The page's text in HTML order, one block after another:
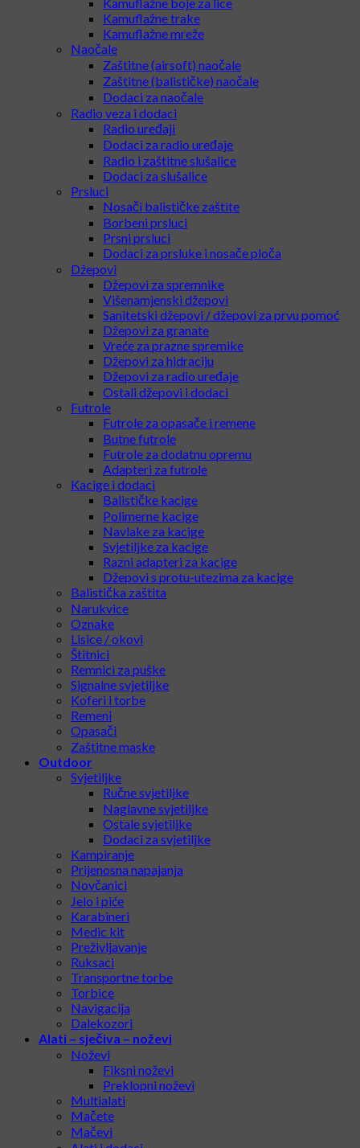
Kamuflažne trake
Kamuflažne mreže
Naočale
Zaštitne (airsoft) naočale
Zaštitne (balističke) naočale
Dodaci za naočale
Radio veza i dodaci
Radio uređaji
Dodaci za radio uređaje
Radio i zaštitne slušalice
Dodaci za slušalice
Prsluci
Nosači balističke zaštite
Borbeni prsluci
Prsni prsluci
Dodaci za prsluke i nosače ploča
Džepovi
Džepovi za spremnike
Višenamjenski džepovi
Sanitetski džepovi / džepovi za prvu pomoć
Džepovi za granate
Vreće za prazne spremike
Džepovi za hidraciju
Džepovi za radio uređaje
Ostali džepovi i dodaci
Futrole
Futrole za opasače i remene
Butne futrole
Futrole za dodatnu opremu
Adapteri za futrole
Kacige i dodaci
Balističke kacige
Polimerne kacige
Navlake za kacige
Svjetiljke za kacige
Razni adapteri za kacige
Džepovi s protu-utezima za kacige
Balistička zaštita
Narukvice
Oznake
Lisice / okovi
Štitnici
Remnici za puške
Signalne svjetiljke
Koferi i torbe
Remeni
Opasači
Zaštitne maske
Outdoor
Svjetiljke
Ručne svjetiljke
Naglavne svjetiljke
Ostale svjetiljke
Dodaci za svjetiljke
Kampiranje
Prijenosna napajanja
Novčanici
Jelo i piće
Karabineri
Medic kit
Preživljavanje
Ruksaci
Transportne torbe
Torbice
Navigacija
Dalekozori
Alati – sječiva – noževi
Noževi
Fiksni noževi
Preklopni noževi
Multialati
Mačete
Mačevi